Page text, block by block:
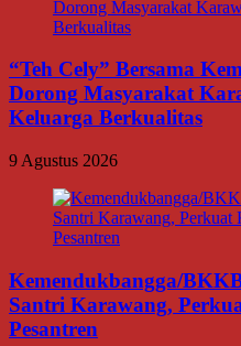
“Teh Cely” Bersama
Dorong Masyarakat
Keluarga Berkualitas
9 Agustus 2026
Kemendukbangga/
Santri Karawang,
Pesantren